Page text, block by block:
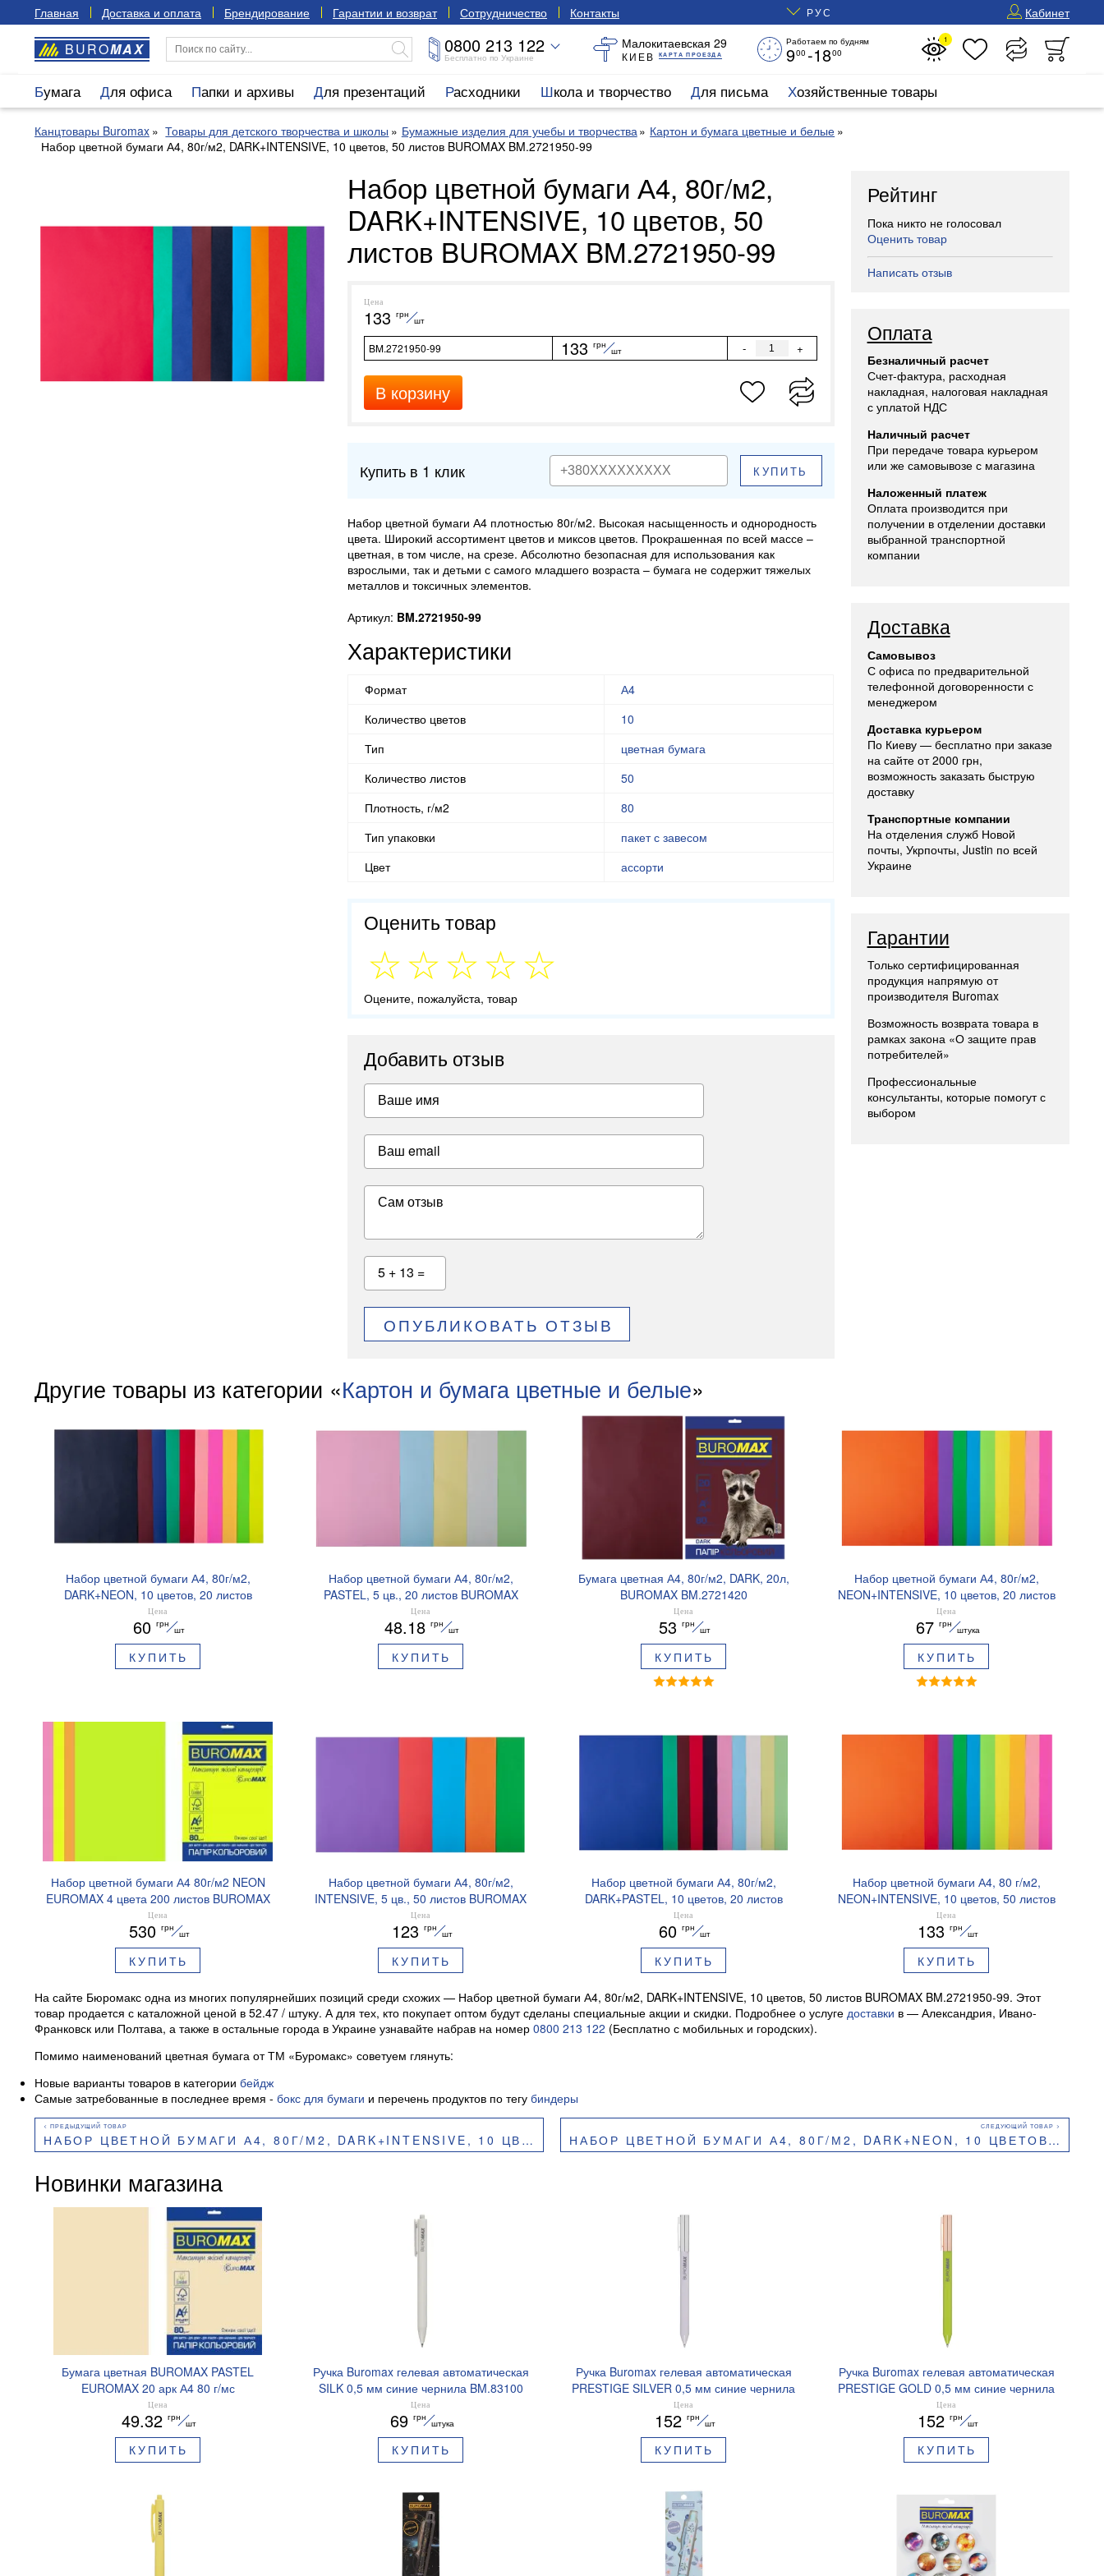
Главная Доставка и оплата Брендирование Гарантии и возврат Сотрудничество Контакты РУС Кабинет
BUROMAX 0800 213 122
Бесплатно по Украине
Малокитаевская 29
КИЕВ КАРТА ПРОЕЗДА
Работаем по будням
900 -1800
1
Бумага Для офиса Папки и архивы Для презентаций Расходники Школа и творчество Для письма Хозяйственные товары
Канцтовары Buromax Товары для детского творчества и школы Бумажные изделия для учебы и творчества
Картон и бумага цветные и белые
Набор цветной бумаги А4, 80г/м2, DARK+INTENSIVE, 10 цветов, 50 листов BUROMAX BM.2721950-99
Набор цветной бумаги А4, 80г/м2,
DARK+INTENSIVE, 10 цветов, 50
листов BUROMAX BM.2721950-99
Цена
133 грн
шт
BM.2721950-99 133 грн
шт - +
В корзину
Купить в 1 клик КУПИТЬ
Набор цветной бумаги А4 плотностью 80г/м2. Высокая насыщенность и однородность
цвета. Широкий ассортимент цветов и миксов цветов. Прокрашенная по всей массе –
цветная, в том числе, на срезе. Абсолютно безопасная для использования как
взрослыми, так и детьми с самого младшего возраста – бумага не содержит тяжелых
металлов и токсичных элементов.
Артикул: BM.2721950-99
Характеристики
Формат
А4
Количество цветов
10
Тип
цветная бумага
Количество листов
50
Плотность, г/м2
80
Тип упаковки
пакет с завесом
Цвет
ассорти
Оценить товар
Оцените, пожалуйста, товар
Добавить отзыв
Ваше имя
Ваш email
Сам отзыв
5 + 13 =
ОПУБЛИКОВАТЬ ОТЗЫВ
Рейтинг
Пока никто не голосовал
Оценить товар
Написать отзыв
Оплата
Безналичный расчет
Счет-фактура, расходная
накладная, налоговая накладная
с уплатой НДС
Наличный расчет
При передаче товара курьером
или же самовывозе с магазина
Наложенный платеж
Оплата производится при
получении в отделении доставки
выбранной транспортной
компании
Доставка
Самовывоз
С офиса по предварительной
телефонной договоренности с
менеджером
Доставка курьером
По Киеву — бесплатно при заказе
на сайте от 2000 грн,
возможность заказать быструю
доставку
Транспортные компании
На отделения служб Новой
почты, Укрпочты, Justin по всей
Украине
Гарантии
Только сертифицированная
продукция напрямую от
производителя Buromax
Возможность возврата товара в
рамках закона «О защите прав
потребителей»
Профессиональные
консультанты, которые помогут с
выбором
Другие товары из категории «Картон и бумага цветные и белые»
Набор цветной бумаги А4, 80г/м2,
DARK+NEON, 10 цветов, 20 листов
BUROMAX BM.2721020-99
Цена
60 грн
шт
КУПИТЬ
Набор цветной бумаги А4, 80г/м2,
PASTEL, 5 цв., 20 листов BUROMAX
BM.2721220-99
Цена
48.18 грн
шт
КУПИТЬ
Бумага цветная А4, 80г/м2, DARK, 20л,
BUROMAX BM.2721420
Цена
53 грн
шт
КУПИТЬ
Набор цветной бумаги А4, 80г/м2,
NEON+INTENSIVE, 10 цветов, 20 листов
BUROMAX BM.2721820-99
Цена
67 грн
штука
КУПИТЬ
Набор цветной бумаги А4 80г/м2 NEON
EUROMAX 4 цвета 200 листов BUROMAX
BM.27215200E-99
Цена
530 грн
шт
КУПИТЬ
Набор цветной бумаги А4, 80г/м2,
INTENSIVE, 5 цв., 50 листов BUROMAX
BM.2721350-99
Цена
123 грн
шт
КУПИТЬ
Набор цветной бумаги А4, 80г/м2,
DARK+PASTEL, 10 цветов, 20 листов
BUROMAX BM.27211120-99
Цена
60 грн
шт
КУПИТЬ
Набор цветной бумаги А4, 80 г/м2,
NEON+INTENSIVE, 10 цветов, 50 листов
BUROMAX BM.2721850-99
Цена
133 грн
шт
КУПИТЬ
На сайте Бюромакс одна из многих популярнейших позиций среди схожих — Набор цветной бумаги А4, 80г/м2, DARK+INTENSIVE, 10 цветов, 50 листов BUROMAX BM.2721950-99. Этот
товар продается с каталожной ценой в 52.47 / штуку. А для тех, кто покупает оптом будут сделаны специальные акции и скидки. Подробнее о услуге доставки в — Александрия, Ивано-
Франковск или Полтава, а также в остальные города в Украине узнавайте набрав на номер 0800 213 122 (Бесплатно с мобильных и городских).
Помимо наименований цветная бумага от ТМ «Буромакс» советуем глянуть:
Новые варианты товаров в категории бейдж
Самые затребованные в последнее время - бокс для бумаги и перечень продуктов по тегу биндеры
НАБОР ЦВЕТНОЙ БУМАГИ А4, 80Г/М2, DARK+INTENSIVE, 10 ЦВЕТОВ, 20 ЛИСТОВ BUROMAX BM.2721920-99 НАБОР ЦВЕТНОЙ БУМАГИ А4, 80Г/М2, DARK+NEON, 10 ЦВЕТОВ, 20 ЛИСТОВ BUROMAX BM.2721020-99
Новинки магазина
Бумага цветная BUROMAX PASTEL
EUROMAX 20 арк А4 80 г/мс
BM.2721220E-08
Цена
49.32 грн
шт
КУПИТЬ
Ручка Buromax гелевая автоматическая
SILK 0,5 мм синие чернила BM.83100
Цена
69 грн
штука
КУПИТЬ
Ручка Buromax гелевая автоматическая
PRESTIGE SILVER 0,5 мм синие чернила
BM.83102
Цена
152 грн
шт
КУПИТЬ
Ручка Buromax гелевая автоматическая
PRESTIGE GOLD 0,5 мм синие чернила
BM.83101
Цена
152 грн
шт
КУПИТЬ